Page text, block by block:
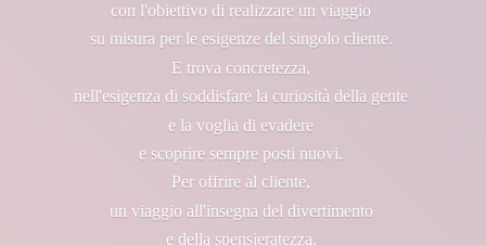
con l'obiettivo di realizzare un viaggio
su misura per le esigenze del singolo cliente.
E trova concretezza,
nell'esigenza di soddisfare la curiosità della gente
e la voglia di evadere
e scoprire sempre posti nuovi.
Per offrire al cliente,
un viaggio all'insegna del divertimento
e della spensieratezza,